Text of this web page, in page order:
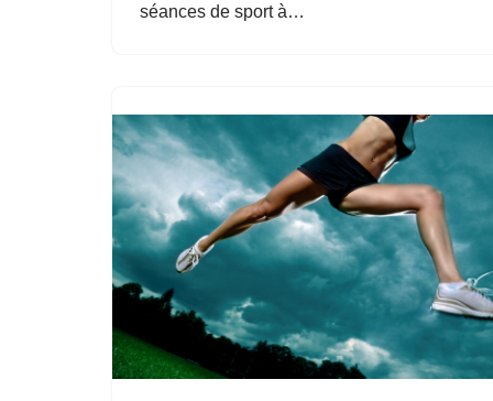
séances de sport à…